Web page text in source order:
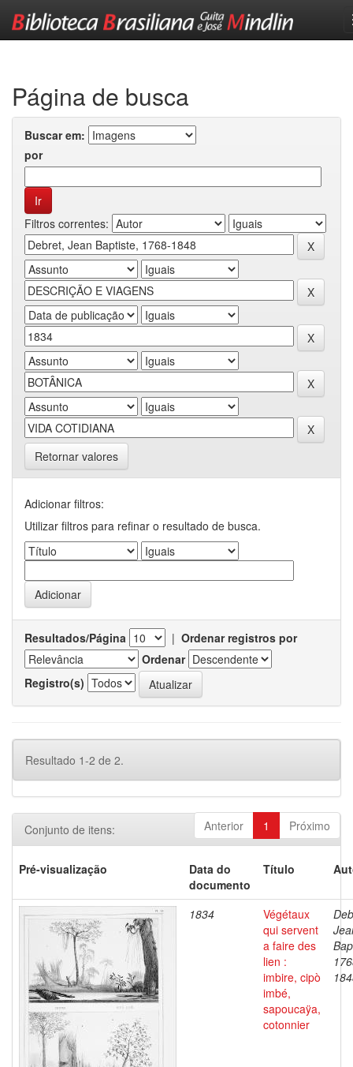
Página de busca
Buscar em:
por
Filtros correntes:
Retornar valores
Adicionar filtros:
Utilizar filtros para refinar o resultado de busca.
Resultados/Página | Ordenar registros por
Ordenar
Registro(s)
Resultado 1-2 de 2.
Anterior 1 Próximo
Conjunto de itens:
Pré-visualização
Data do
documento
Título
1834
Végétaux
qui servent
a faire des
lien :
imbire, cipò
imbé,
sapoucaÿa,
cotonnier